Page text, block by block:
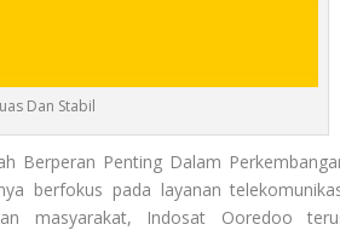
Dan Stabil
Berperan Penting Dalam
berfokus pada layanan
masyarakat, Indosat Ooredoo